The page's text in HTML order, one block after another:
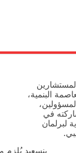
البنمية،
في
لبرلمان
بنسعيد يُلزم